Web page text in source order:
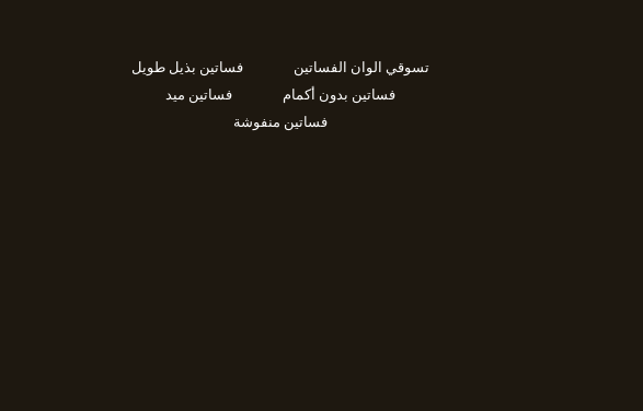
تسوقي الوان الفساتين
فساتين بذيل طويل
فساتين بدون أكمام
فساتين ميد
فساتين منفوشة